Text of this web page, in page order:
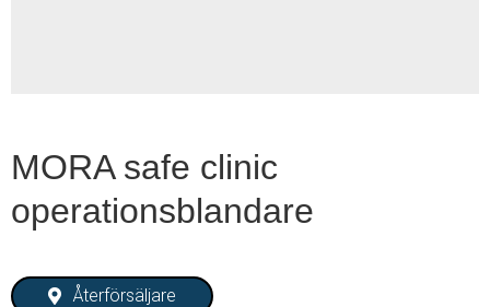
MORA safe clinic
operationsblandare
Återförsäljare